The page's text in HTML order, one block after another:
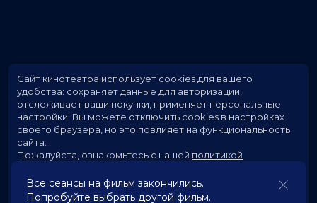
Все сеансы на фильм закончились.
Попробуйте выбрать другой фильм.
Сайт кинотеатра использует cookies для вашего
удобства: сохраняет данные для авторизации,
отслеживает ваши покупки, применяет персональные
настройки. Вы можете отключить cookies в настройках
своего браузера, но это повлияет на функциональность
сайта.
Пожалуйста, ознакомьтесь с нашей политикой
Принять